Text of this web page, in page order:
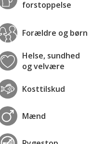
forstoppelse
Forældre og børn
Helse, sundhed
og velvære
Kosttilskud
Mænd